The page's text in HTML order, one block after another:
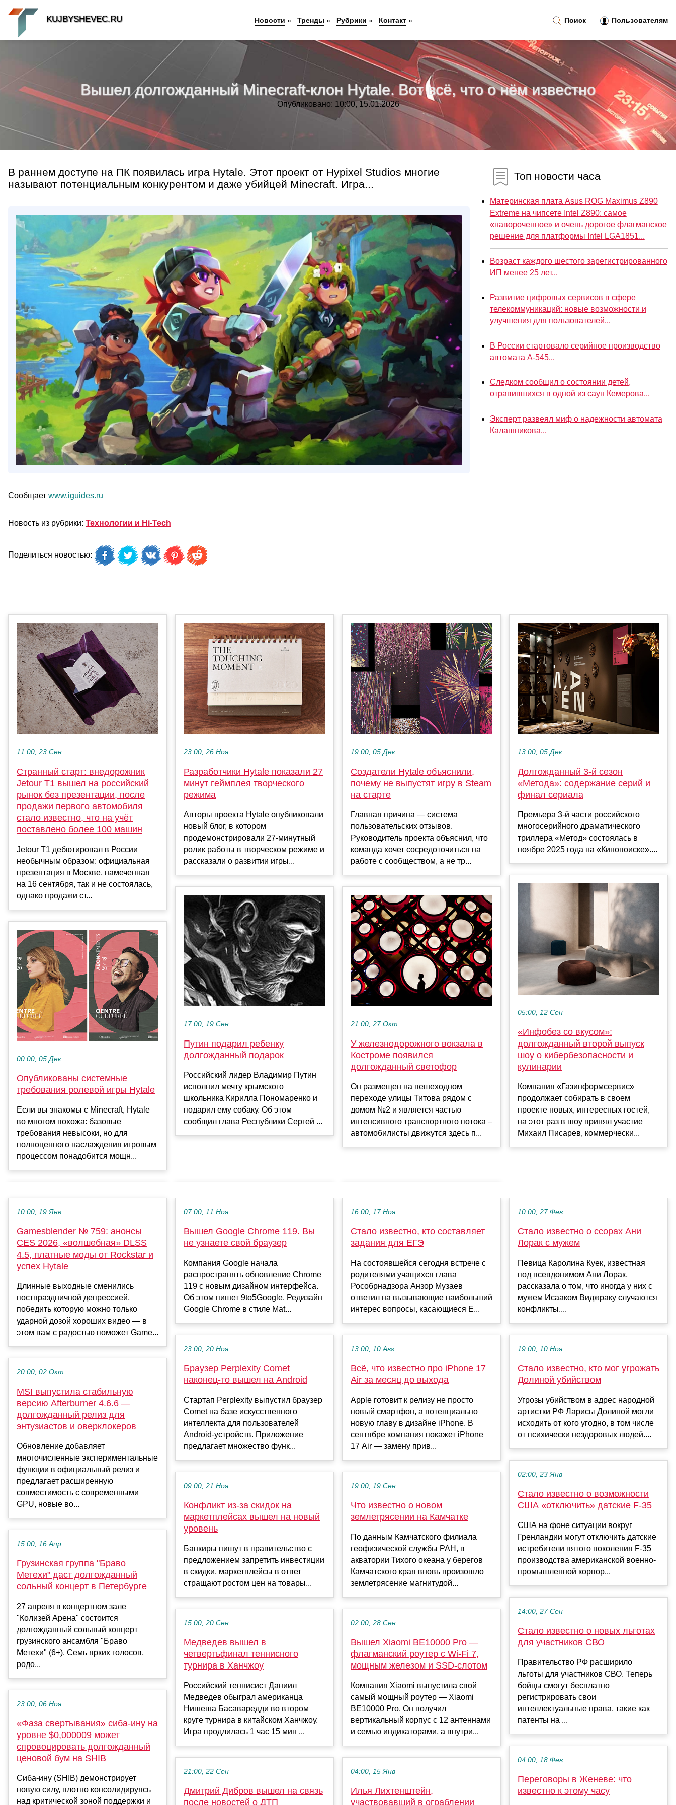
Вышел долгожданный Minecraft-клон Hytale. Вот всё, что о нём известно
Опубликовано: 10:00, 15.01.2026
В раннем доступе на ПК появилась игра Hytale. Этот проект от Hypixel Studios многие
называют потенциальным конкурентом и даже убийцей Minecraft. Игра...
Сообщает www.iguides.ru
Новость из рубрики: Технологии и Hi-Tech
Поделиться новостью:
Топ новости часа
Материнская плата Asus ROG Maximus Z890
Extreme на чипсете Intel Z890: самое
«навороченное» и очень дорогое флагманское
решение для платформы Intel LGA1851...
Возраст каждого шестого зарегистрированного
ИП менее 25 лет...
Развитие цифровых сервисов в сфере
телекоммуникаций: новые возможности и
улучшения для пользователей...
В России стартовало серийное производство
автомата А-545...
Следком сообщил о состоянии детей,
отравившихся в одной из саун Кемерова...
Эксперт развеял миф о надежности автомата
Калашникова...
11:00, 23 Сен
Странный старт: внедорожник
Jetour T1 вышел на российский
рынок без презентации, после
продажи первого автомобиля
стало известно, что на учёт
поставлено более 100 машин
Jetour T1 дебютировал в России
необычным образом: официальная
презентация в Москве, намеченная
на 16 сентября, так и не состоялась,
однако продажи ст...
00:00, 05 Дек
Опубликованы системные
требования ролевой игры Hytale
Если вы знакомы с Minecraft, Hytale
во многом похожа: базовые
требования невысоки, но для
полноценного наслаждения игровым
процессом понадобится мощн...
23:00, 26 Ноя
Разработчики Hytale показали 27
минут геймплея творческого
режима
Авторы проекта Hytale опубликовали
новый блог, в котором
продемонстрировали 27-минутный
ролик работы в творческом режиме и
рассказали о развитии игры...
17:00, 19 Сен
Путин подарил ребенку
долгожданный подарок
Российский лидер Владимир Путин
исполнил мечту крымского
школьника Кирилла Пономаренко и
подарил ему собаку. Об этом
сообщил глава Республики Сергей ...
19:00, 05 Дек
Создатели Hytale объяснили,
почему не выпустят игру в Steam
на старте
Главная причина — система
пользовательских отзывов.
Руководитель проекта объяснил, что
команда хочет сосредоточиться на
работе с сообществом, а не тр...
21:00, 27 Окт
У железнодорожного вокзала в
Костроме появился
долгожданный светофор
Он размещен на пешеходном
переходе улицы Титова рядом с
домом №2 и является частью
интенсивного транспортного потока –
автомобилисты движутся здесь п...
13:00, 05 Дек
Долгожданный 3-й сезон
«Метода»: содержание серий и
финал сериала
Премьера 3-й части российского
многосерийного драматического
триллера «Метод» состоялась в
ноябре 2025 года на «Кинопоиске»....
05:00, 12 Сен
«Инфобез со вкусом»:
долгожданный второй выпуск
шоу о кибербезопасности и
кулинарии
Компания «Газинформсервис»
продолжает собирать в своем
проекте новых, интересных гостей,
на этот раз в шоу принял участие
Михаил Писарев, коммерчески...
10:00, 19 Янв
Gamesblender № 759: анонсы
CES 2026, «волшебная» DLSS
4.5, платные моды от Rockstar и
успех Hytale
Длинные выходные сменились
постпраздничной депрессией,
победить которую можно только
ударной дозой хороших видео — в
этом вам с радостью поможет Game...
20:00, 02 Окт
MSI выпустила стабильную
версию Afterburner 4.6.6 —
долгожданный релиз для
энтузиастов и оверклокеров
Обновление добавляет
многочисленные экспериментальные
функции в официальный релиз и
предлагает расширенную
совместимость с современными
GPU, новые во...
15:00, 16 Апр
Грузинская группа "Браво
Метехи" даст долгожданный
сольный концерт в Петербурге
27 апреля в концертном зале
"Колизей Арена" состоится
долгожданный сольный концерт
грузинского ансамбля "Браво
Метехи" (6+). Семь ярких голосов,
родо...
23:00, 06 Ноя
«Фаза свертывания» сиба-ину на
уровне $0,000009 может
спровоцировать долгожданный
ценовой бум на SHIB
Сиба-ину (SHIB) демонстрирует
новую силу, плотно консолидируясь
над критической зоной поддержки и
07:00, 11 Ноя
Вышел Google Chrome 119. Вы
не узнаете свой браузер
Компания Google начала
распространять обновление Chrome
119 с новым дизайном интерфейса.
Об этом пишет 9to5Google. Редизайн
Google Chrome в стиле Mat...
23:00, 20 Ноя
Браузер Perplexity Comet
наконец-то вышел на Android
Стартап Perplexity выпустил браузер
Comet на базе искусственного
интеллекта для пользователей
Android-устройств. Приложение
предлагает множество функ...
09:00, 21 Ноя
Конфликт из-за скидок на
маркетплейсах вышел на новый
уровень
Банкиры пишут в правительство с
предложением запретить инвестиции
в скидки, маркетплейсы в ответ
стращают ростом цен на товары...
15:00, 20 Сен
Медведев вышел в
четвертьфинал теннисного
турнира в Ханчжоу
Российский теннисист Даниил
Медведев обыграл американца
Нишеша Басаваредди во втором
круге турнира в китайском Ханчжоу.
Игра продлилась 1 час 15 мин ...
21:00, 22 Сен
Дмитрий Дибров вышел на связь
после новостей о ДТП
16:00, 17 Ноя
Стало известно, кто составляет
задания для ЕГЭ
На состоявшейся сегодня встрече с
родителями учащихся глава
Рособрнадзора Анзор Музаев
ответил на вызывающие наибольший
интерес вопросы, касающиеся Е...
13:00, 10 Авг
Всё, что известно про iPhone 17
Air за месяц до выхода
Apple готовит к релизу не просто
новый смартфон, а потенциально
новую главу в дизайне iPhone. В
сентябре компания покажет iPhone
17 Air — замену прив...
19:00, 19 Сен
Что известно о новом
землетрясении на Камчатке
По данным Камчатского филиала
геофизической службы РАН, в
акватории Тихого океана у берегов
Камчатского края вновь произошло
землетрясение магнитудой...
02:00, 28 Сен
Вышел Xiaomi BE10000 Pro —
флагманский роутер с Wi-Fi 7,
мощным железом и SSD-слотом
Компания Xiaomi выпустила свой
самый мощный роутер — Xiaomi
BE10000 Pro. Он получил
вертикальный корпус с 12 антеннами
и семью индикаторами, а внутри...
04:00, 15 Янв
Илья Лихтенштейн,
участвовавший в ограблении
10:00, 27 Фев
Стало известно о ссорах Ани
Лорак с мужем
Певица Каролина Куек, известная
под псевдонимом Ани Лорак,
рассказала о том, что иногда у них с
мужем Исааком Виджраку случаются
конфликты....
19:00, 10 Ноя
Стало известно, кто мог угрожать
Долиной убийством
Угрозы убийством в адрес народной
артистки РФ Ларисы Долиной могли
исходить от кого угодно, в том числе
от психически нездоровых людей....
02:00, 23 Янв
Стало известно о возможности
США «отключить» датские F-35
США на фоне ситуации вокруг
Гренландии могут отключить датские
истребители пятого поколения F-35
производства американской военно-
промышленной корпор...
14:00, 27 Сен
Стало известно о новых льготах
для участников СВО
Правительство РФ расширило
льготы для участников СВО. Теперь
бойцы смогут бесплатно
регистрировать свои
интеллектуальные права, такие как
патенты на ...
04:00, 18 Фев
Переговоры в Женеве: что
известно к этому часу
Поиск Пользователям
KUJBYSHEVEC.RU Новости » Тренды » Рубрики » Контакт»